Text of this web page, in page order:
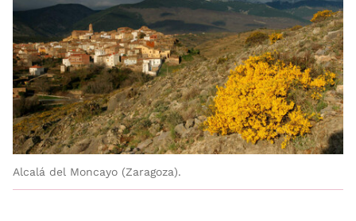
Alcalá del Moncayo (Zaragoza).